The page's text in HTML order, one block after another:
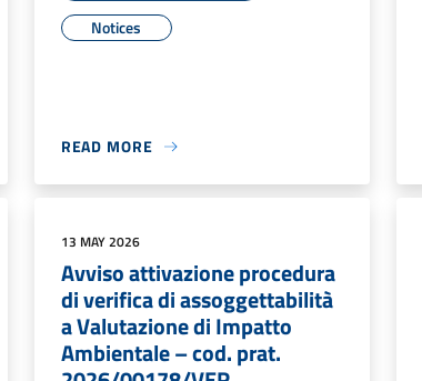
Notices
READ MORE
13 MAY 2026
Avviso attivazione procedura
di verifica di assoggettabilità
a Valutazione di Impatto
Ambientale – cod. prat.